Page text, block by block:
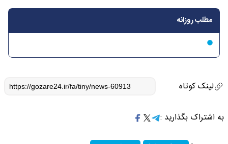
مطلب روزانه
لینک کوتاه
به اشتراک بگذارید :